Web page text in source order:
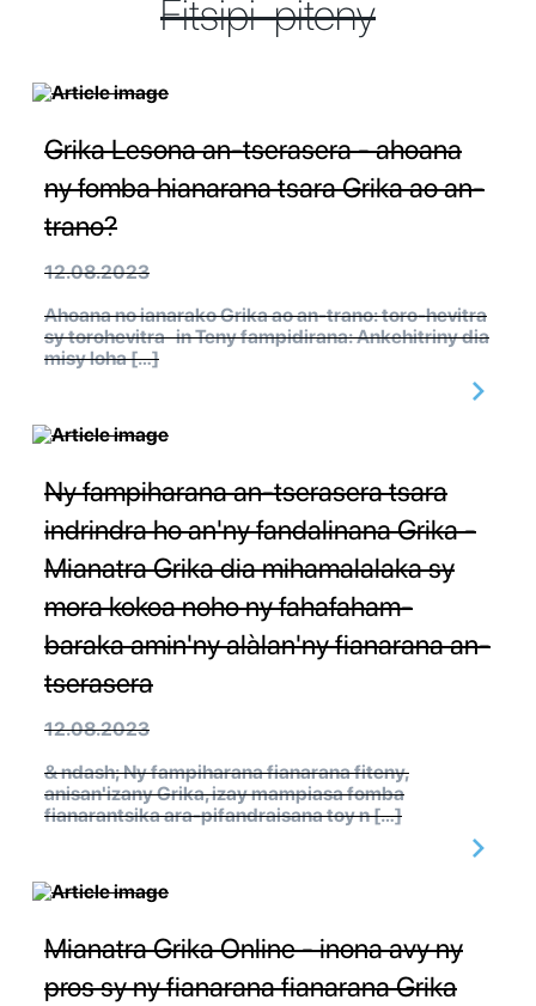
Fitsipi-piteny
Grika Lesona an-tserasera - ahoana
ny fomba hianarana tsara Grika ao an-
trano?
12.08.2023
Ahoana no ianarako Grika ao an-trano: toro-hevitra
sy torohevitra in Teny fampidirana: Ankehitriny dia
misy loha […]
Ny fampiharana an-tserasera tsara
indrindra ho an'ny fandalinana Grika -
Mianatra Grika dia mihamalalaka sy
mora kokoa noho ny fahafaham-
baraka amin'ny alàlan'ny fianarana an-
tserasera
12.08.2023
& ndash; Ny fampiharana fianarana fiteny,
anisan'izany Grika, izay mampiasa fomba
fianarantsika ara-pifandraisana toy n […]
Mianatra Grika Online - inona avy ny
pros sy ny fianarana fianarana Grika